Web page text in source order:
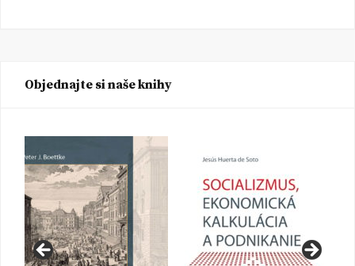
Objednajte si naše knihy